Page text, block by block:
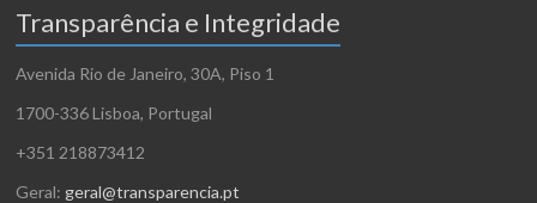
Transparência e Integridade
Avenida Rio de Janeiro, 30A, Piso 1
1700-336 Lisboa, Portugal
+351 218873412
Geral: geral@transparencia.pt